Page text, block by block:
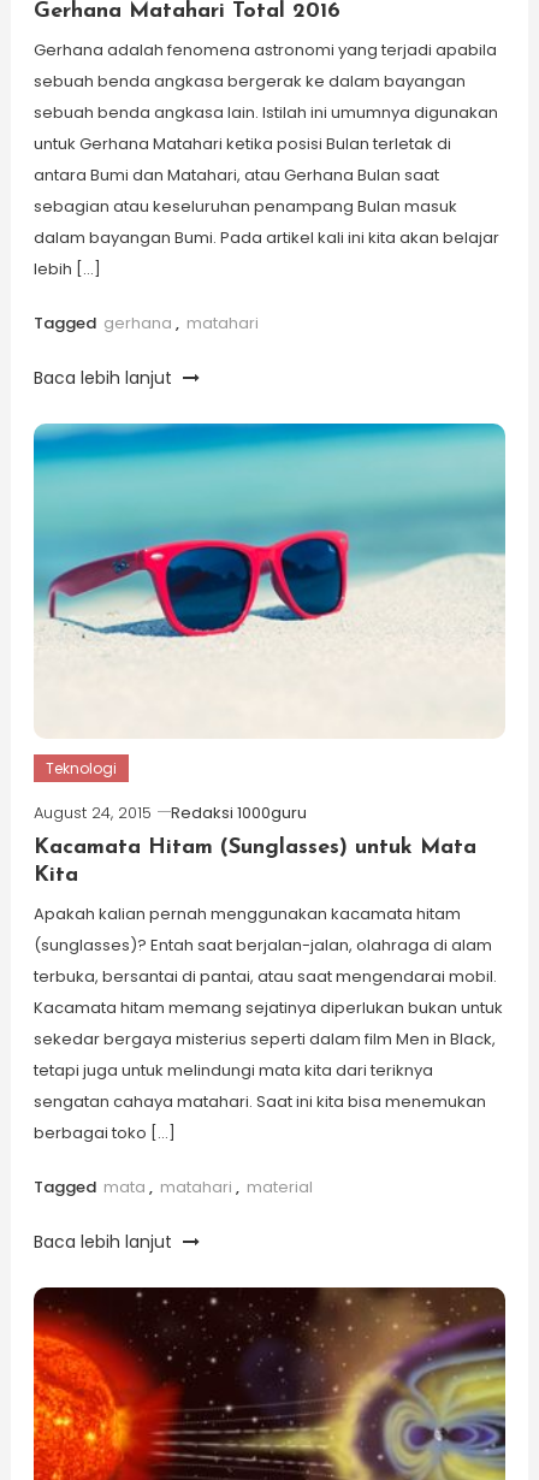
Gerhana Matahari Total 2016
Gerhana adalah fenomena astronomi yang terjadi apabila
sebuah benda angkasa bergerak ke dalam bayangan
sebuah benda angkasa lain. Istilah ini umumnya digunakan
untuk Gerhana Matahari ketika posisi Bulan terletak di
antara Bumi dan Matahari, atau Gerhana Bulan saat
sebagian atau keseluruhan penampang Bulan masuk
dalam bayangan Bumi. Pada artikel kali ini kita akan belajar
lebih […]
Tagged gerhana , matahari
Baca lebih lanjut
Teknologi
August 24, 2015
Redaksi 1000guru
Kacamata Hitam (Sunglasses) untuk Mata
Kita
Apakah kalian pernah menggunakan kacamata hitam
(sunglasses)? Entah saat berjalan-jalan, olahraga di alam
terbuka, bersantai di pantai, atau saat mengendarai mobil.
Kacamata hitam memang sejatinya diperlukan bukan untuk
sekedar bergaya misterius seperti dalam film Men in Black,
tetapi juga untuk melindungi mata kita dari teriknya
sengatan cahaya matahari. Saat ini kita bisa menemukan
berbagai toko […]
Tagged mata , matahari , material
Baca lebih lanjut